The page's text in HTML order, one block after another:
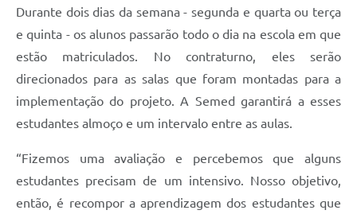
Durante dois dias da semana - segunda e quarta ou terça
e quinta - os alunos passarão todo o dia na escola em que
estão matriculados. No contraturno, eles serão
direcionados para as salas que foram montadas para a
implementação do projeto. A Semed garantirá a esses
estudantes almoço e um intervalo entre as aulas.
“Fizemos uma avaliação e percebemos que alguns
estudantes precisam de um intensivo. Nosso objetivo,
então, é recompor a aprendizagem dos estudantes que